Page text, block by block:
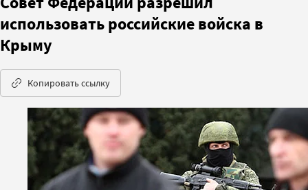
использовать российские войска в
Крыму
Копировать ссылку